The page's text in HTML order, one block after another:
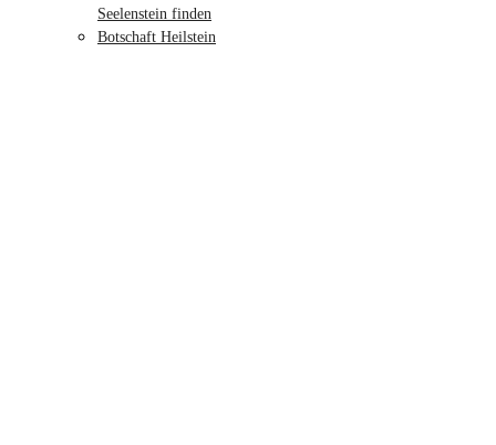
Seelenstein finden
Botschaft Heilstein